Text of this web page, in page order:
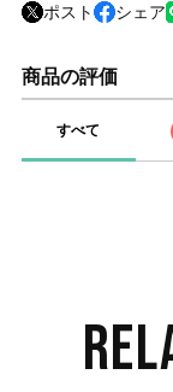
ポスト シェア
商品の評価
すべて